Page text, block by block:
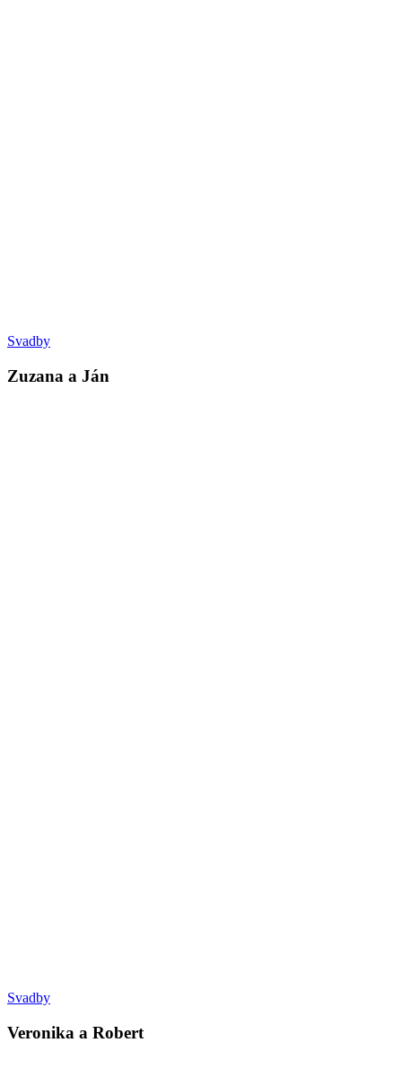
Svadby
Zuzana a Ján
Svadby
Veronika a Robert